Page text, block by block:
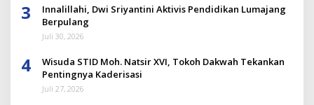
3
Innalillahi, Dwi Sriyantini Aktivis Pendidikan Lumajang
Berpulang
Juli 30, 2026
4
Wisuda STID Moh. Natsir XVI, Tokoh Dakwah Tekankan
Pentingnya Kaderisasi
Juli 27, 2026